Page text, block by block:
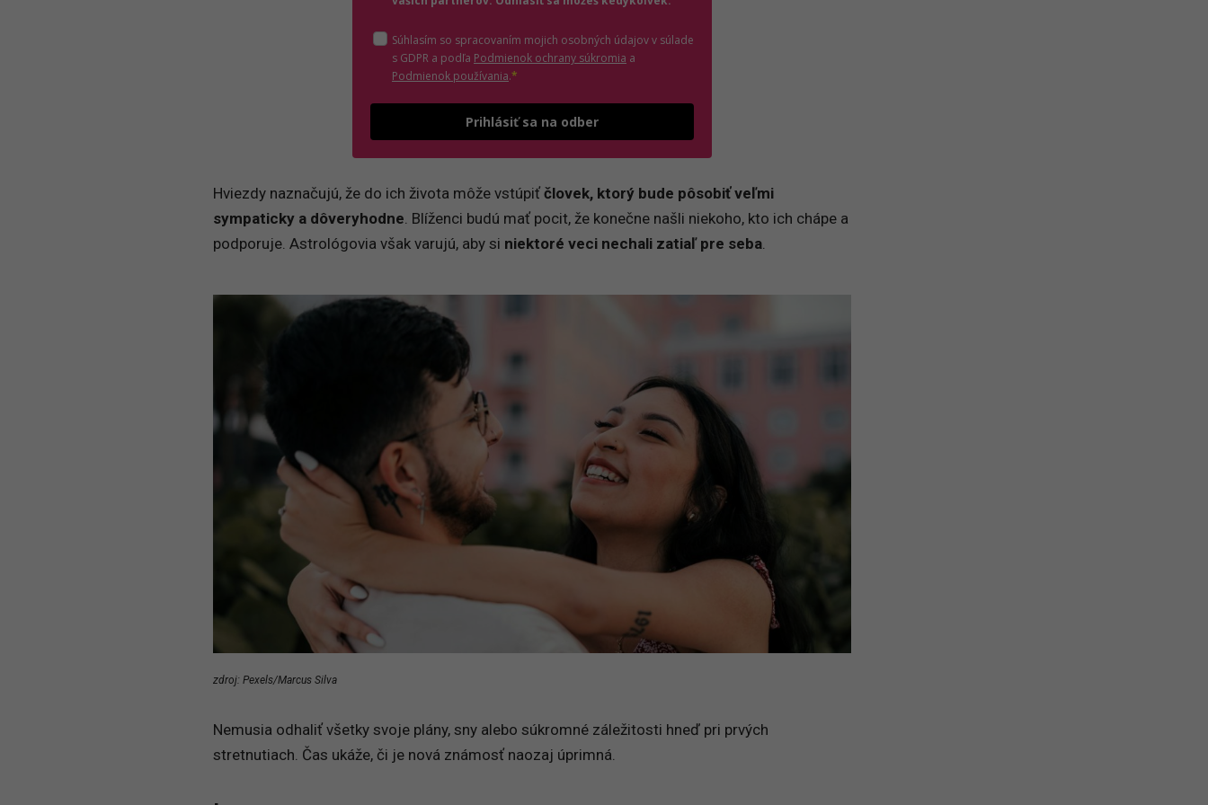
Súhlasím so spracovaním mojich osobných údajov v súlade
s GDPR a podľa Podmienok ochrany súkromia (otvorí sa v novom okne)
a
Podmienok používania(otvorí sa v novom okne)
.*
Prihlásiť sa na odber
Hviezdy naznačujú, že do ich života môže vstúpiť človek, ktorý bude pôsobiť veľmi
sympaticky a dôveryhodne. Blíženci budú mať pocit, že konečne našli niekoho, kto ich chápe a
podporuje. Astrológovia však varujú, aby si niektoré veci nechali zatiaľ pre seba.
zdroj: Pexels/Marcus Silva
Nemusia odhaliť všetky svoje plány, sny alebo súkromné záležitosti hneď pri prvých
stretnutiach. Čas ukáže, či je nová známosť naozaj úprimná.